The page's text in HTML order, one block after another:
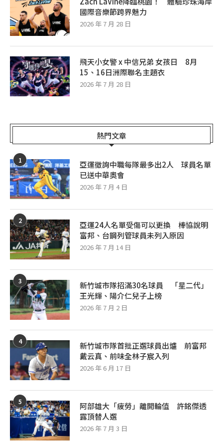
國際音樂節跨界魅力
2026 年 7 月 28 日
飛天小女警 x 中信兄弟 女孩日 8月
15、16日洲際聯名主題衣
2026 年 7 月 28 日
熱門文章
1
亞運徵詢中職每隊最多出2人 球員名單
已送中華奧會
2026 年 7 月 4 日
2
亞運24人名單受傷可以更換 棒協說明
富邦、台鋼列管球員未列入原因
2026 年 7 月 14 日
3
新竹城市隊招滿30名球員 「星二代」
王光輝、陽介仁兒子上榜
2026 年 7 月 2 日
4
新竹城市隊首批正選球員出爐 前富邦
戴云真、前味全林子宸入列
2026 年 6 月 17 日
5
阿部雄大「疲勞」離開輪值 許銘傑透
露頂替人選
2026 年 7 月 3 日